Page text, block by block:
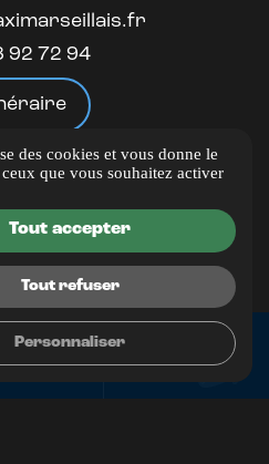
mail
92 72 94
UTILES
Local
légales
confidentialité
des cookies
des cookies et vous donne le
que vous souhaitez activer
Tout accepter
Tout refuser
Personnaliser